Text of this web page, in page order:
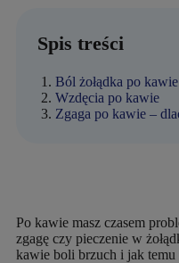
Spis treści
Ból żołądka po kawie
Wzdęcia po kawie
Zgaga po kawie –
Po kawie masz czasem
zgagę czy pieczenie w
kawie boli brzuch i jak temu